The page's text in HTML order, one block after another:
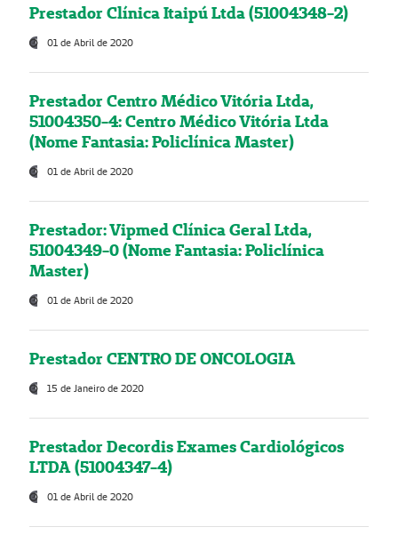
Prestador Clínica Itaipú Ltda (51004348-2)
01 de Abril de 2020
Prestador Centro Médico Vitória Ltda,
51004350-4: Centro Médico Vitória Ltda
(Nome Fantasia: Policlínica Master)
01 de Abril de 2020
Prestador: Vipmed Clínica Geral Ltda,
51004349-0 (Nome Fantasia: Policlínica
Master)
01 de Abril de 2020
Prestador CENTRO DE ONCOLOGIA
15 de Janeiro de 2020
Prestador Decordis Exames Cardiológicos
LTDA (51004347-4)
01 de Abril de 2020